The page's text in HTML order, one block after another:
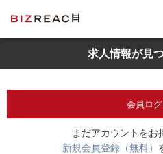
求人情報が見
会員ロ
まだアカウントをお
新規会員登録（無料）